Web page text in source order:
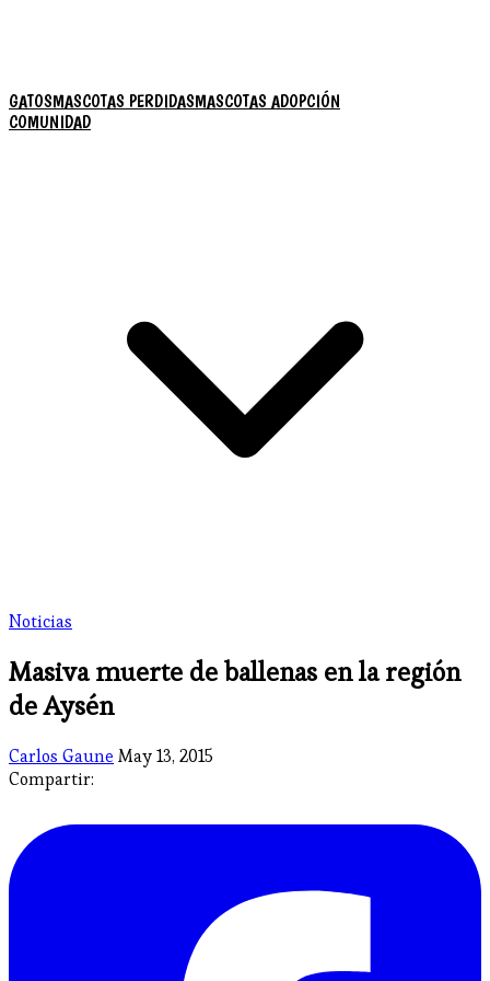
GATOSMASCOTAS PERDIDASMASCOTAS ADOPCIÓN
COMUNIDAD
Noticias
Masiva muerte de ballenas en la región
de Aysén
Carlos Gaune May 13, 2015
Compartir: